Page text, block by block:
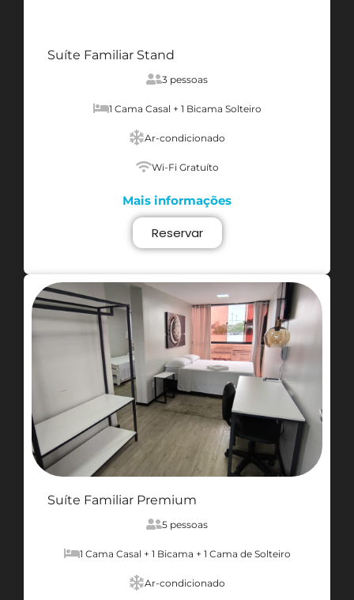
Suíte Familiar Stand
3 pessoas
1 Cama Casal + 1 Bicama Solteiro
Ar-condicionado
Wi-Fi Gratuíto
Mais informações
Reservar
Suíte Familiar Premium
5 pessoas
1 Cama Casal + 1 Bicama + 1 Cama de Solteiro
Ar-condicionado